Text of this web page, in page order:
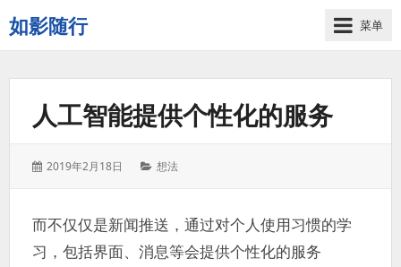
如影随行
如
果
菜单
人工智能提供个性化的服务
发
2019年2月18日
分
想法
而不仅仅是新闻推送，通过对个人使用习惯的学
习，包括界面、消息等会提供个性化的服务